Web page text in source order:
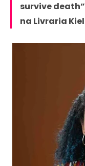
survive
na Livraria